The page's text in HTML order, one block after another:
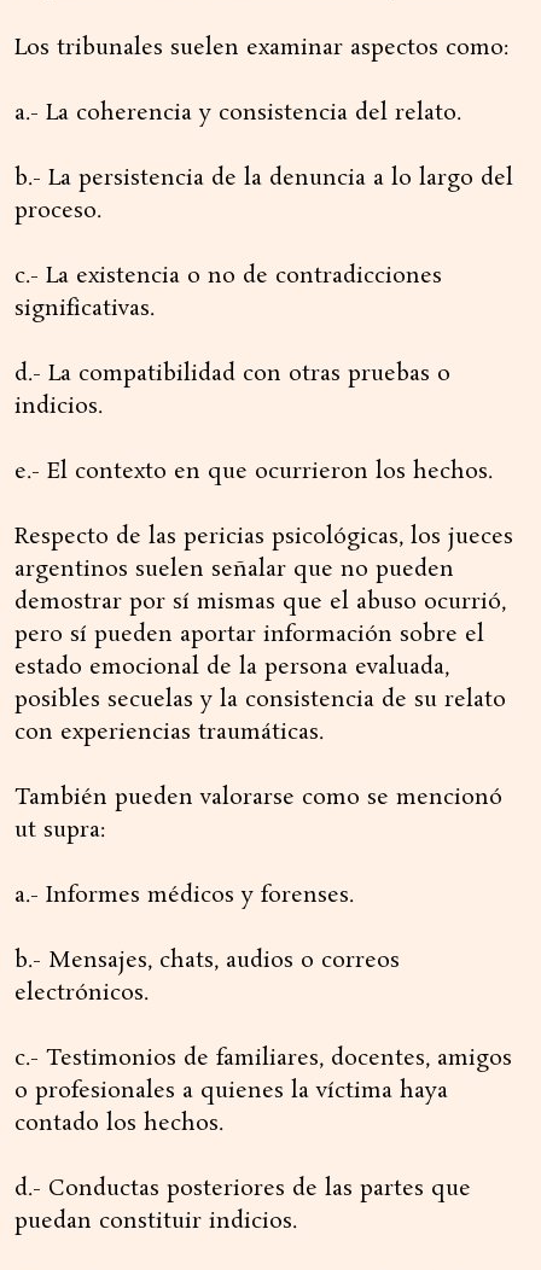
Los tribunales suelen examinar aspectos como:
a.- La coherencia y consistencia del relato.
b.- La persistencia de la denuncia a lo largo del
proceso.
c.- La existencia o no de contradicciones
significativas.
d.- La compatibilidad con otras pruebas o
indicios.
e.- El contexto en que ocurrieron los hechos.
Respecto de las pericias psicológicas, los jueces
argentinos suelen señalar que no pueden
demostrar por sí mismas que el abuso ocurrió,
pero sí pueden aportar información sobre el
estado emocional de la persona evaluada,
posibles secuelas y la consistencia de su relato
con experiencias traumáticas.
También pueden valorarse como se mencionó
ut supra:
a.- Informes médicos y forenses.
b.- Mensajes, chats, audios o correos
electrónicos.
c.- Testimonios de familiares, docentes, amigos
o profesionales a quienes la víctima haya
contado los hechos.
d.- Conductas posteriores de las partes que
puedan constituir indicios.